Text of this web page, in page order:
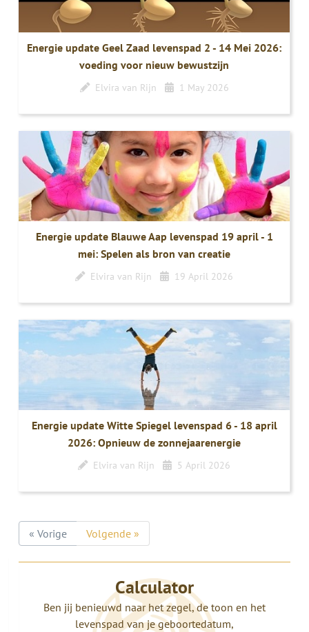
Energie update Geel Zaad levenspad 2 - 14 Mei 2026:
voeding voor nieuw bewustzijn
Elvira van Rijn 1 May 2026
Energie update Blauwe Aap levenspad 19 april - 1
mei: Spelen als bron van creatie
Elvira van Rijn 19 April 2026
Energie update Witte Spiegel levenspad 6 - 18 april
2026: Opnieuw de zonnejaarenergie
Elvira van Rijn 5 April 2026
« Vorige Volgende »
Calculator
Ben jij benieuwd naar het zegel, de toon en het
levenspad van je geboortedatum,